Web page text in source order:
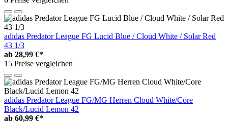
adidas Predator League FG Lucid Blue / Cloud White / Solar Red
43 1/3
ab 28,99 €*
15 Preise vergleichen
adidas Predator League FG/MG Herren Cloud White/Core
Black/Lucid Lemon 42
ab 60,99 €*